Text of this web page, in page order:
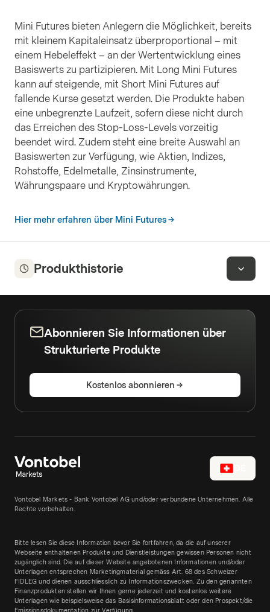
Mini Futures bieten Anlegern die Möglichkeit, bereits
mit kleinem Kapitaleinsatz überproportional – mit
einem Hebeleffekt – an der Wertentwicklung eines
Basiswerts zu partizipieren. Mit Long Mini Futures
kann auf steigende, mit Short Mini Futures auf
fallende Kurse gesetzt werden. Die Produkte haben
eine unbegrenzte Laufzeit, sofern diese nicht durch
das Erreichen des Stop-Loss-Levels vorzeitig
beendet wird. Zudem steht eine breite Auswahl an
Basiswerten zur Verfügung, wie Aktien, Indizes,
Rohstoffe, Edelmetalle, Zinsinstrumente,
Währungspaare und Kryptowährungen.
Hier mehr erfahren über Mini Futures
Produkthistorie
Abonnieren Sie Informationen über
Strukturierte Produkte
Kostenlos abonnieren
Vontobel Markets - Bank Vontobel AG und/oder verbundene Unternehmen. Alle
Rechte vorbehalten.
Bitte lesen Sie diese Information bevor Sie fortfahren, da die auf unserer
Webseite enthaltenen Produkte und Dienstleistungen gewissen Personen nicht
zugänglich sind. Die auf dieser Website angebotenen Informationen und/oder
Unterlagen entsprechen Marketingmaterial gemäss Art. 68 des Schweizer
FIDLEG und dienen ausschliesslich zu Informationszwecken. Zu den genannten
Finanzprodukten stellen wir Ihnen gerne jederzeit und kostenlos weitere
Unterlagen wie beispielsweise das Basisinformationsblatt oder den Prospekt/die